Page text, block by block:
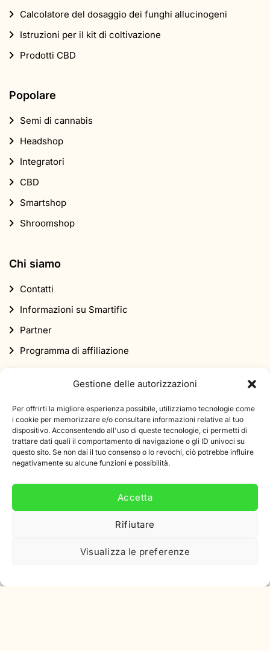
Gestione delle autorizzazioni
Per offrirti la migliore esperienza possibile, utilizziamo tecnologie come
i cookie per memorizzare e/o consultare informazioni relative al tuo
dispositivo. Acconsentendo all'uso di queste tecnologie, ci permetti di
trattare dati quali il comportamento di navigazione o gli ID univoci su
questo sito. Se non dai il tuo consenso o lo revochi, ciò potrebbe influire
negativamente su alcune funzioni e possibilità.
Accetta
Rifiutare
Visualizza le preferenze
Calcolatore del dosaggio dei funghi allucinogeni
Istruzioni per il kit di coltivazione
Prodotti CBD
Popolare
Semi di cannabis
Headshop
Integratori
CBD
Smartshop
Shroomshop
Chi siamo
Contatti
Informazioni su Smartific
Partner
Programma di affiliazione
Iscriviti alla nostra newsletter e ricevi uno sconto di 10%